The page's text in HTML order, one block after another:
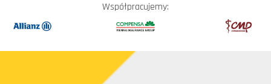
Współpracujemy: